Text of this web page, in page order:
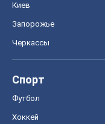
Киев
Запорожье
Черкассы
Спорт
Футбол
Хоккей